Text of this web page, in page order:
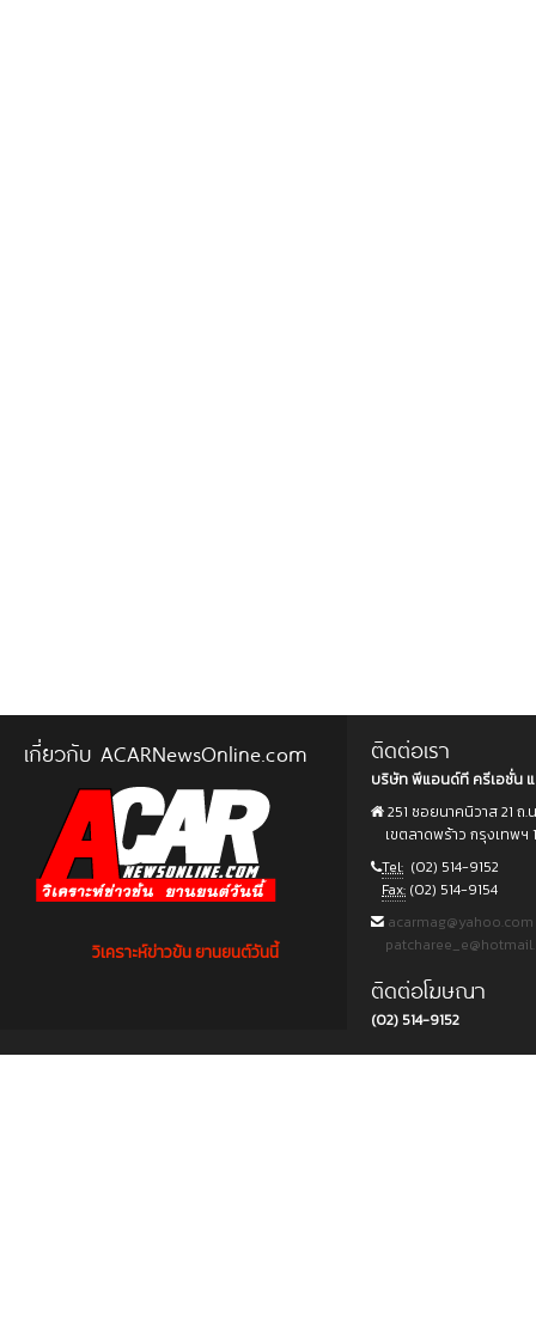
เกี่ยวกับ ACARNewsOnline.com
วิเคราะห์ข่าวข้น ยานยนต์วันนี้
ติดต่อเรา
บริษัท พีแอนด์ที ครีเอชั่น
251 ซอยนาคนิวาส 21 ถ
เขตลาดพร้าว กรุงเทพฯ
Tel: (02) 514-9152
Fax: (02) 514-9154
acarmag@yahoo.com
ติดต่อโฆษณา
(02) 514-9152